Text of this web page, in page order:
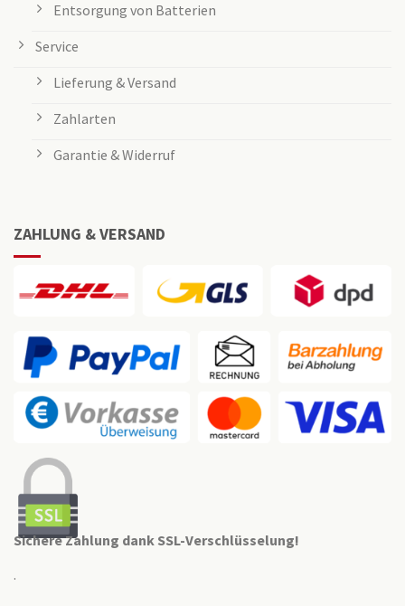
Entsorgung von Batterien
Service
Lieferung & Versand
Zahlarten
Garantie & Widerruf
ZAHLUNG & VERSAND
Sichere Zahlung dank SSL-Verschlüsselung!
.